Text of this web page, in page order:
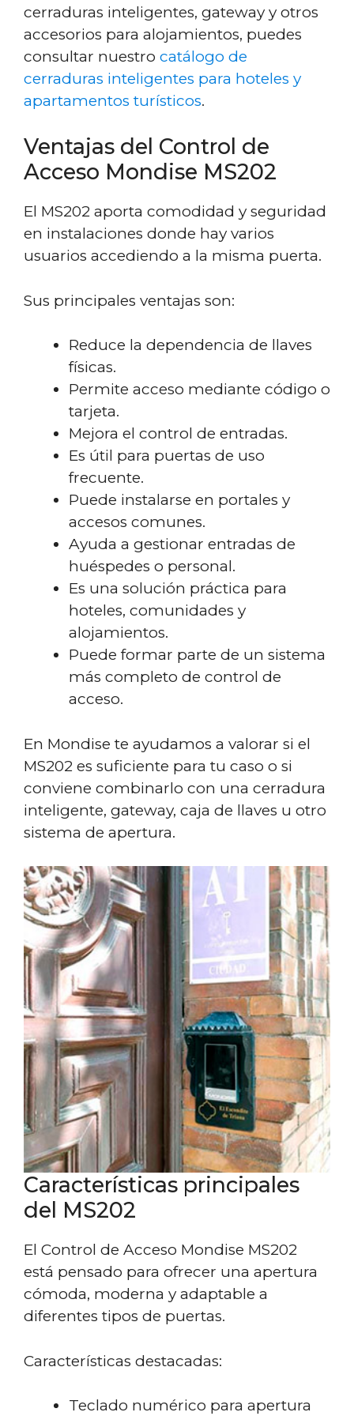
cerraduras inteligentes, gateway y otros
accesorios para alojamientos, puedes
consultar nuestro catálogo de
cerraduras inteligentes para hoteles y
apartamentos turísticos.
Ventajas del Control de
Acceso Mondise MS202
El MS202 aporta comodidad y seguridad
en instalaciones donde hay varios
usuarios accediendo a la misma puerta.
Sus principales ventajas son:
Reduce la dependencia de llaves
físicas.
Permite acceso mediante código o
tarjeta.
Mejora el control de entradas.
Es útil para puertas de uso
frecuente.
Puede instalarse en portales y
accesos comunes.
Ayuda a gestionar entradas de
huéspedes o personal.
Es una solución práctica para
hoteles, comunidades y
alojamientos.
Puede formar parte de un sistema
más completo de control de
acceso.
En Mondise te ayudamos a valorar si el
MS202 es suficiente para tu caso o si
conviene combinarlo con una cerradura
inteligente, gateway, caja de llaves u otro
sistema de apertura.
Características principales
del MS202
El Control de Acceso Mondise MS202
está pensado para ofrecer una apertura
cómoda, moderna y adaptable a
diferentes tipos de puertas.
Características destacadas:
Teclado numérico para apertura